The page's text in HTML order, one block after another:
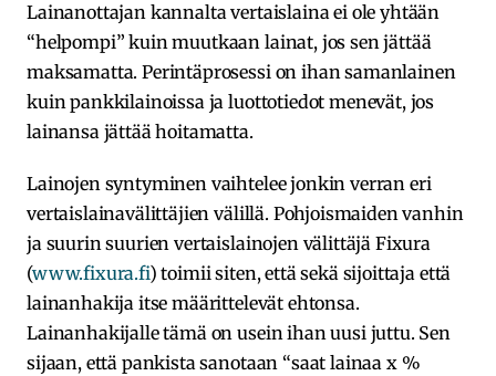
Lainanottajan kannalta vertaislaina ei ole yhtään
“helpompi” kuin muutkaan lainat, jos sen jättää
maksamatta. Perintäprosessi on ihan samanlainen
kuin pankkilainoissa ja luottotiedot menevät, jos
lainansa jättää hoitamatta.
Lainojen syntyminen vaihtelee jonkin verran eri
vertaislainavälittäjien välillä. Pohjoismaiden vanhin
ja suurin suurien vertaislainojen välittäjä Fixura
(www.fixura.fi) toimii siten, että sekä sijoittaja että
lainanhakija itse määrittelevät ehtonsa.
Lainanhakijalle tämä on usein ihan uusi juttu. Sen
sijaan, että pankista sanotaan “saat lainaa x %